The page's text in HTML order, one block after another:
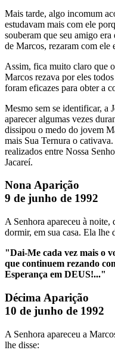
Mais tarde, algo incomum
estudavam mais com ele
souberam que seu amigo
de Marcos, rezaram com ele
Assim, fica muito claro que
Marcos rezava por eles
foram eficazes para obter a
Mesmo sem se identificar, a
aparecer algumas vezes
dissipou o medo do jovem
mais Sua Ternura o
realizados entre Nossa
Jacareí.
Nona Aparição
9 de junho de 1992
A Senhora apareceu à noite,
dormir, em sua casa. Ela lhe
"Dai-Me cada vez mais o
que continuem rezando
Esperança em DEUS!..."
Décima Aparição
10 de junho de 1992
A Senhora apareceu a
lhe disse: